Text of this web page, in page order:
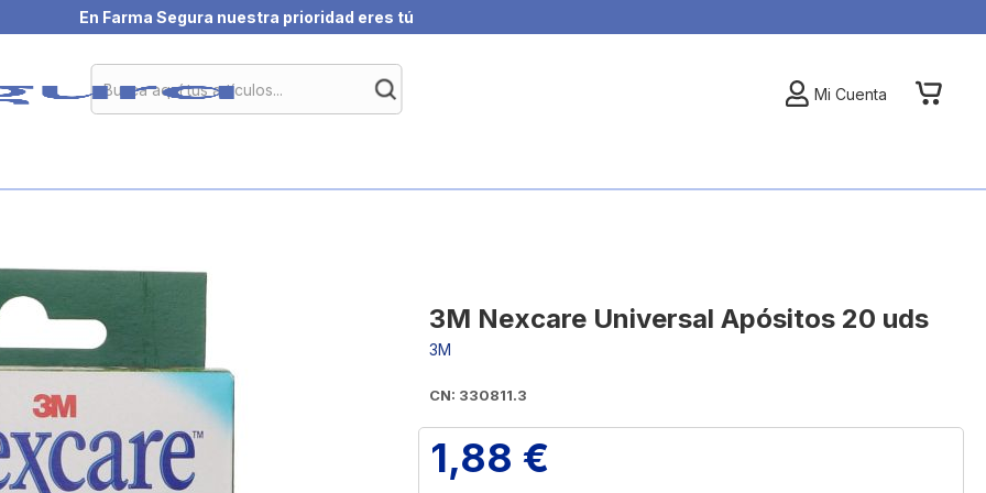
En Farma Segura nuestra prioridad eres tú
My
Mi Cuenta
3M Nexcare Universal Apósitos 20 uds
3M
CN: 330811.3
1,88 €